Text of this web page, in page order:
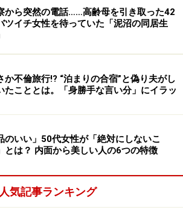
と言いながら実は「ズケズ
ラ常習者になっていることも
バしてるから」を言い訳にして言い
ていると、気づかぬうちに多くの人
ともあります。たとえば「サバサバ
り言っちゃうけど」などと前置きし
を傷つける一言を口にしてしまうこ
てしまう人もいます。
なやり方は
言いたいことをズケズケ言って人を傷
から突然の電話……高齢母を引き取った42
ツイチ女性を待っていた「泥沼の同居生
か不倫旅行!? “泊まりの合宿”と偽り夫がし
たこととは。「身勝手な言い分」にイラッ
のいい」50代女性が「絶対にしないこ
とは？ 内面から美しい人の6つの特徴
人気記事ランキング